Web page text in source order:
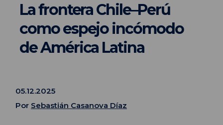
La frontera Chile–Perú
como espejo incómodo
de América Latina
05.12.2025
Por Sebastián Casanova Díaz